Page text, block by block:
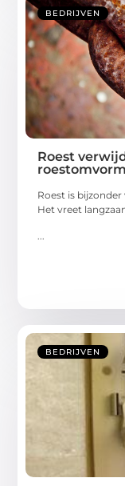
BEDRIJVEN
Roest
Roest is
Het vreet
BEDRIJVEN